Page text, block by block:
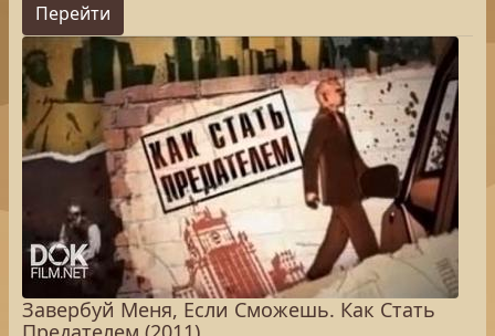
Перейти
Завербуй Меня, Если Сможешь. Как Стать